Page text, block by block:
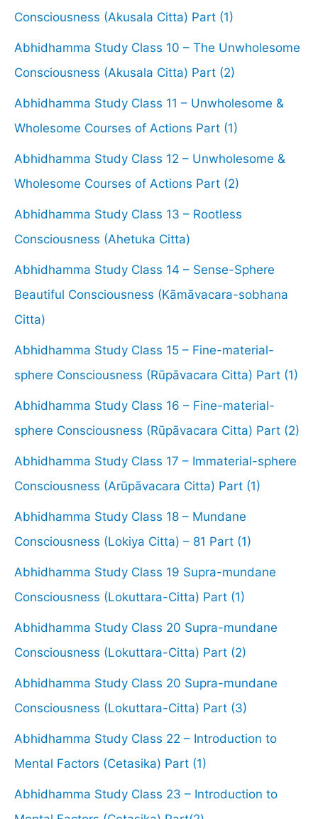
Consciousness (Akusala Citta) Part (1)
Abhidhamma Study Class 10 – The Unwholesome
Consciousness (Akusala Citta) Part (2)
Abhidhamma Study Class 11 – Unwholesome &
Wholesome Courses of Actions Part (1)
Abhidhamma Study Class 12 – Unwholesome &
Wholesome Courses of Actions Part (2)
Abhidhamma Study Class 13 – Rootless
Consciousness (Ahetuka Citta)
Abhidhamma Study Class 14 – Sense-Sphere
Beautiful Consciousness (Kāmāvacara-sobhana
Citta)
Abhidhamma Study Class 15 – Fine-material-
sphere Consciousness (Rūpāvacara Citta) Part (1)
Abhidhamma Study Class 16 – Fine-material-
sphere Consciousness (Rūpāvacara Citta) Part (2)
Abhidhamma Study Class 17 – Immaterial-sphere
Consciousness (Arūpāvacara Citta) Part (1)
Abhidhamma Study Class 18 – Mundane
Consciousness (Lokiya Citta) – 81 Part (1)
Abhidhamma Study Class 19 Supra-mundane
Consciousness (Lokuttara-Citta) Part (1)
Abhidhamma Study Class 20 Supra-mundane
Consciousness (Lokuttara-Citta) Part (2)
Abhidhamma Study Class 20 Supra-mundane
Consciousness (Lokuttara-Citta) Part (3)
Abhidhamma Study Class 22 – Introduction to
Mental Factors (Cetasika) Part (1)
Abhidhamma Study Class 23 – Introduction to